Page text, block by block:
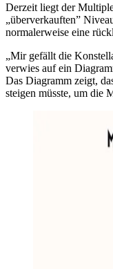
Derzeit liegt der
„überverkauften”
normalerweise eine
„Mir gefällt die
verwies auf ein
Das Diagramm zeigt,
steigen müsste, um die